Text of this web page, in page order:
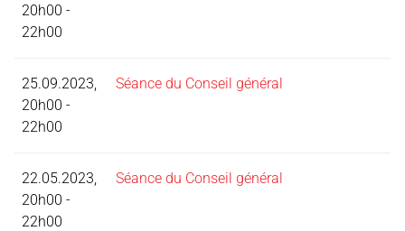
20h00 -
22h00
25.09.2023,
20h00 -
22h00
Séance du Conseil général
22.05.2023,
20h00 -
22h00
Séance du Conseil général